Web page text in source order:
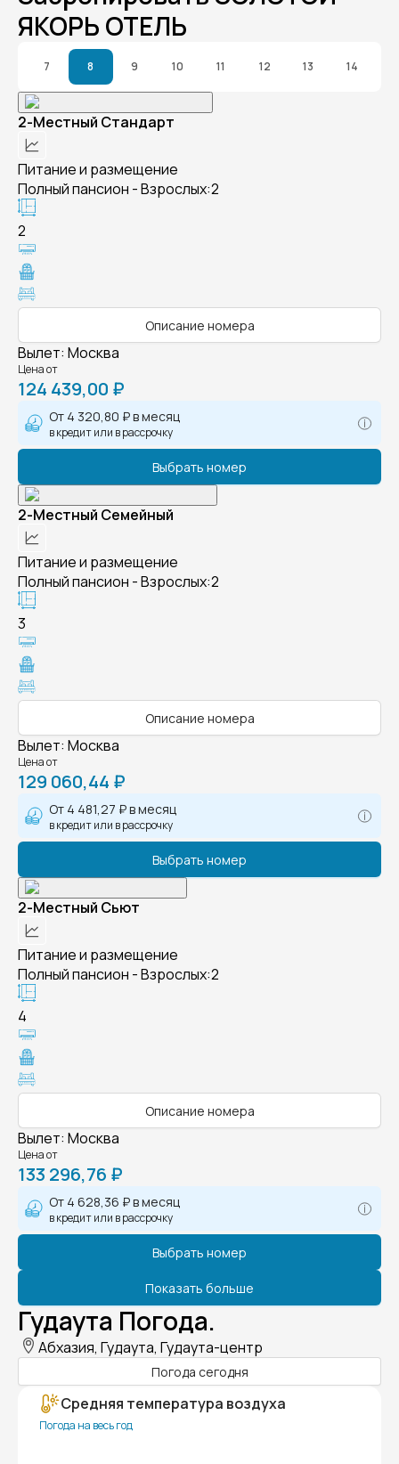
ЯКОРЬ ОТЕЛЬ
7 8 9 10 11 12 13 14
2-Местный Стандарт
Питание и размещение
Полный пансион - Взрослых:2
2
Описание номера
Вылет: Москва
Цена от
124 439,00 ₽
От 4 320,80 ₽в месяц
в кредит или в рассрочку
Выбрать номер
2-Местный Семейный
Питание и размещение
Полный пансион - Взрослых:2
3
Описание номера
Вылет: Москва
Цена от
129 060,44 ₽
От 4 481,27 ₽в месяц
в кредит или в рассрочку
Выбрать номер
2-Местный Сьют
Питание и размещение
Полный пансион - Взрослых:2
4
Описание номера
Вылет: Москва
Цена от
133 296,76 ₽
От 4 628,36 ₽в месяц
в кредит или в рассрочку
Выбрать номер
Показать больше
Гудаута Погода.
Абхазия, Гудаута, Гудаута-центр
Погода сегодня
Средняя температура воздуха
Погода на весь год